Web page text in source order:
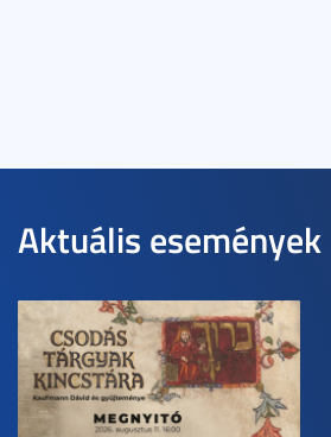
Aktuális események